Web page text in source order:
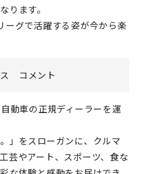
ります。
ーグで活躍する姿が今から楽
ス コメント
動車の正規ディーラーを運
」をスローガンに、クルマ
芸やアート、スポーツ、食な